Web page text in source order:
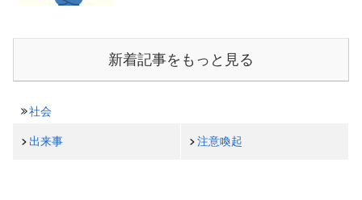
新着記事をもっと見る
社会
出来事 注意喚起